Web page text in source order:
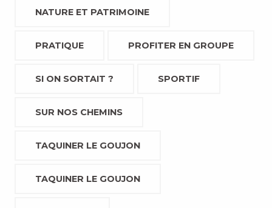
NATURE ET PATRIMOINE
PRATIQUE PROFITER EN GROUPE
SI ON SORTAIT ? SPORTIF
SUR NOS CHEMINS
TAQUINER LE GOUJON
TAQUINER LE GOUJON